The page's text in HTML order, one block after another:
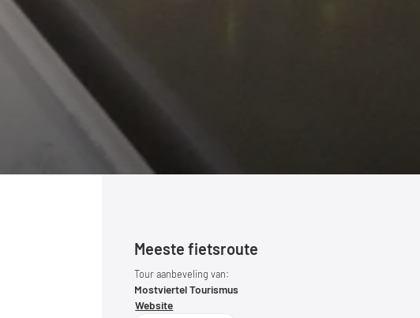
Meeste fietsroute
Tour aanbeveling van:
Mostviertel Tourismus
Website